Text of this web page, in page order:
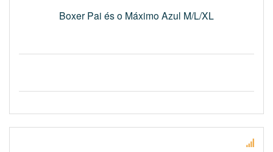
Boxer Pai és o Máximo Azul M/L/XL